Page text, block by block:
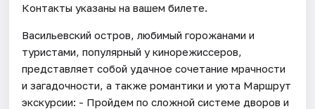
Контакты указаны на вашем билете.
Васильевский остров, любимый горожанами и
туристами, популярный у кинорежиссеров,
представляет собой удачное сочетание мрачности
и загадочности, а также романтики и уюта Маршрут
экскурсии: - Пройдем по сложной системе дворов и